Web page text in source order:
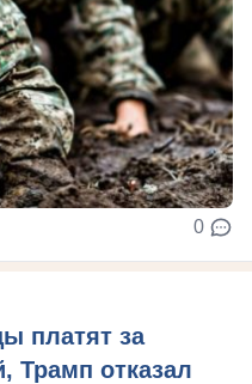
0
платят за
Трамп отказал